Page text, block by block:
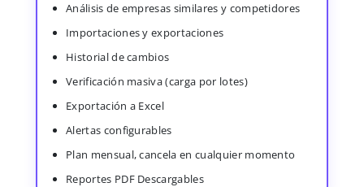
Análisis de empresas similares y competidores
Importaciones y exportaciones
Historial de cambios
Verificación masiva (carga por lotes)
Exportación a Excel
Alertas configurables
Plan mensual, cancela en cualquier momento
Reportes PDF Descargables